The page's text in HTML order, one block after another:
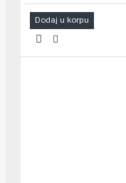
Dodaj u korpu